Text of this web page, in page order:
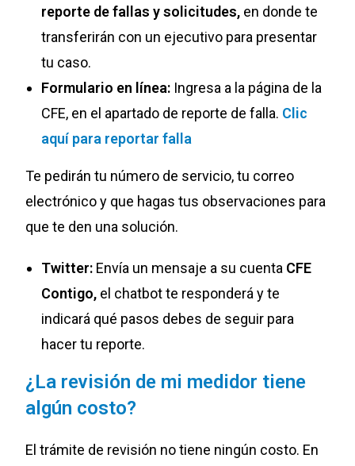
reporte de fallas y solicitudes, en donde te
transferirán con un ejecutivo para presentar
tu caso.
Formulario en línea: Ingresa a la página de la
CFE, en el apartado de reporte de falla. Clic
aquí para reportar falla
Te pedirán tu número de servicio, tu correo
electrónico y que hagas tus observaciones para
que te den una solución.
Twitter: Envía un mensaje a su cuenta CFE
Contigo, el chatbot te responderá y te
indicará qué pasos debes de seguir para
hacer tu reporte.
¿La revisión de mi medidor tiene
algún costo?
El trámite de revisión no tiene ningún costo. En